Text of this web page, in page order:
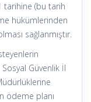
tarihine (bu tarih
hükümlerinden
sağlanmıştır.
Güvenlik İl
ödeme planı